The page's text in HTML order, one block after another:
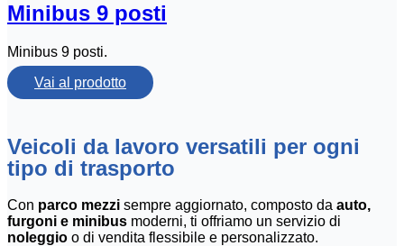
Minibus 9 posti
Minibus 9 posti.
Vai al prodotto
Veicoli da lavoro versatili per ogni
tipo di trasporto
Con parco mezzi sempre aggiornato, composto da auto,
furgoni e minibus moderni, ti offriamo un servizio di
noleggio o di vendita flessibile e personalizzato.